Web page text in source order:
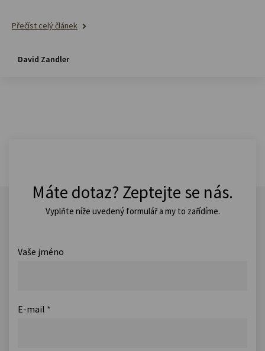
Přečíst celý článek
David Zandler
Máte dotaz? Zeptejte se nás.
Vyplňte níže uvedený formulář a my to zařídíme.
Vaše jméno
E-mail *